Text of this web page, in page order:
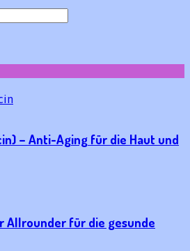
– Anti-Aging für die Haut und
Allrounder für die gesunde